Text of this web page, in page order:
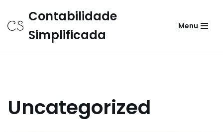
Avançar
Contabilidade
Simplificada
Menu
Uncategorized